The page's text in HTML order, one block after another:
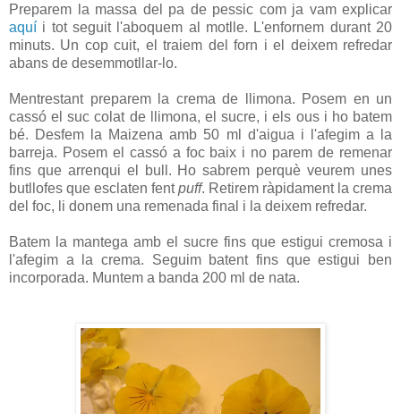
Preparem la massa del pa de pessic com ja vam explicar
aquí i tot seguit l'aboquem al motlle. L'enfornem durant 20
minuts. Un cop cuit, el traiem del forn i el deixem refredar
abans de desemmotllar-lo.
Mentrestant preparem la crema de llimona. Posem en un
cassó el suc colat de llimona, el sucre, i els ous i ho batem
bé. Desfem la Maizena amb 50 ml d'aigua i l'afegim a la
barreja. Posem el cassó a foc baix i no parem de remenar
fins que arrenqui el bull. Ho sabrem perquè veurem unes
butllofes que esclaten fentpuff. Retirem ràpidament la crema
del foc, li donem una remenada final i la deixem refredar.
Batem la mantega amb el sucre fins que estigui cremosa i
l'afegim a la crema. Seguim batent fins que estigui ben
incorporada. Muntem a banda 200 ml de nata.